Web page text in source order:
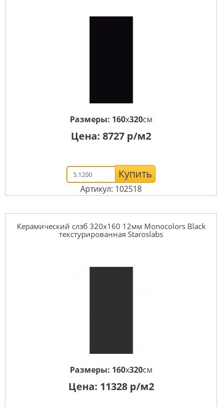
Размеры: 160x320см
Цена: 8727 р/м2
Купить
Артикул: 102518
Керамический слэб 320x160 12мм Monocolors Black
текстурированная Staroslabs
Размеры: 160x320см
Цена: 11328р/м2